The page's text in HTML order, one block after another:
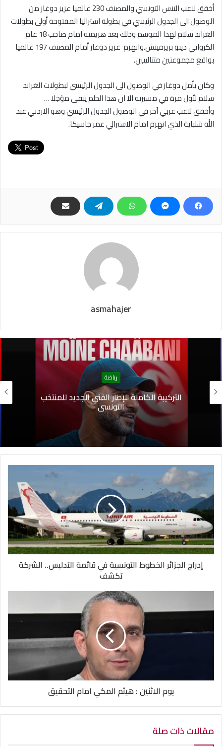
أخفق لاعب التنس التونسي والمصنف 230 عالميا عزيز دوغاز من
الوصول الى الجدول الرئيسي في بطولة استراليا المفتوحة أولى بطولات
الغراند سلام لهذا الموسم وذلك بعد هزيمته امام صاحب 18 عام
الكرواتي دينو بريزميتش.وانهزم عزيز دوغاز أمام المصنف 197 عالميا
بواقع مجموعتين متتاليتين.
وكان يأمل دوغاز في الوصول الى الجدول الرئيسي لبطولات الغراند
سلام لأول مرة في مسيرته الا ان هذا الحلم يبقى مؤجلا …
وأخفق لاعب عربي آخر في الوصول الجدول الرئيسي وهو الاردني عبد
الله شلباية الذي انهزم امام الاسترالي عمر جاسيكا.
asmahajer
رياضة
التركيبة الكاملة للإطار الفني الجديد للمنتخب
التونسي
إدراج الجزائر الخطوط التونسية في قائمة التدليس.. الشركة
تكشف
يوم الاثنين : هيثم المكي امام التحقيق
مقالات ذات صلة